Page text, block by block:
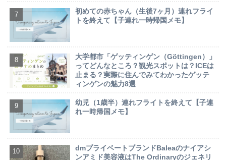
初めての赤ちゃん（生後7ヶ月）連れフライ
トを終えて【子連れ一時帰国メモ】
大学都市「ゲッティンゲン（Göttingen）」
ってどんなところ？観光スポットは？ICEは
止まる？実際に住んでみてわかったゲッテ
ィンゲンの魅力8選
幼児（1歳半）連れフライトを終えて【子連
れ一時帰国メモ】
dmプライベートブランドBaleaのナイアシ
ンアミド美容液はThe Ordinaryのジェネリ